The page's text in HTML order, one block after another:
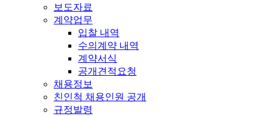
보도자료
계약업무
입찰 내역
수의계약 내역
계약서식
공개견적요청
채용정보
친인척 채용인원 공개
규정발령